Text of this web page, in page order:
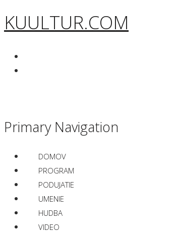
KUULTUR.COM
Primary Navigation
DOMOV
PROGRAM
PODUJATIE
UMENIE
HUDBA
VIDEO